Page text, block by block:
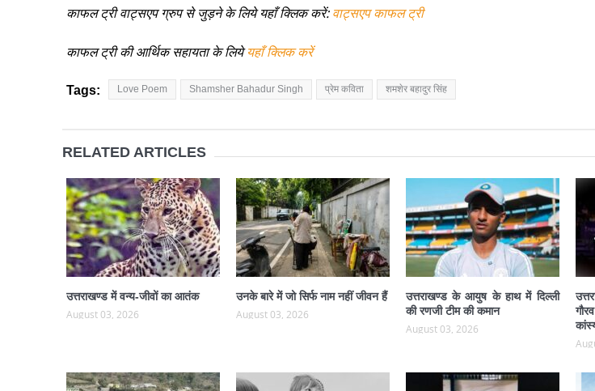
काफल ट्री वाट्सएप ग्रुप से जुड़ने के लिये यहाँ क्लिक करें:वाट्सएप काफल ट्री
काफल ट्री की आर्थिक सहायता के लियेयहाँ क्लिक करें
Tags: Love Poem Shamsher Bahadur Singh प्रेम कविता शमशेर बहादुर सिंह
RELATED ARTICLES
उत्तराखण्ड में वन्य-जीवों का आतंक
August 03, 2026
उनके बारे में जो सिर्फ नाम नहीं जीवन हैं
August 03, 2026
उत्तराखण्ड के आयुष के हाथ में दिल्ली
की रणजी टीम की कमान
August 03, 2026